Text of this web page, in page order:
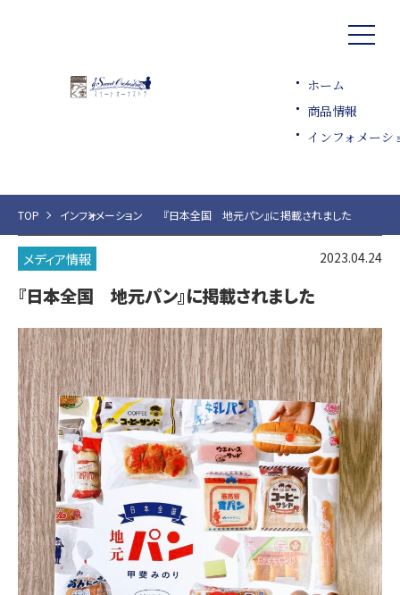
ホーム
商品情報
インフォメーシ
TOP インフォメーション 『日本全国 地元パン』に掲載されました
メディア情報 2023.04.24
『日本全国 地元パン』に掲載されました